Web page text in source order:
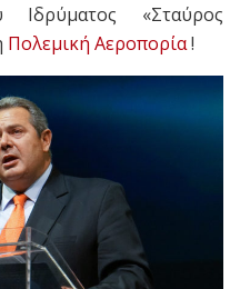
Ιδρύματος «Σταύρος
Πολεμική Αεροπορία!